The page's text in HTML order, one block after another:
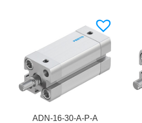
ADN-16-30-A-P-A